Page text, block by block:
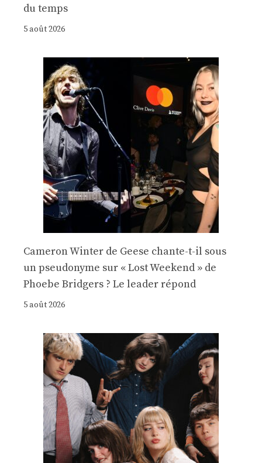
du temps
5 août 2026
Cameron Winter de Geese chante-t-il sous
un pseudonyme sur « Lost Weekend » de
Phoebe Bridgers ? Le leader répond
5 août 2026